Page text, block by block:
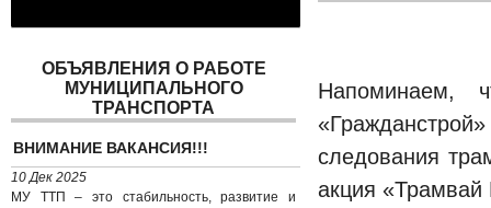
Напоминаем,
следования
акция
ОБЪЯВЛЕНИЯ О РАБОТЕ
МУНИЦИПАЛЬНОГО
ТРАНСПОРТА
ВНИМАНИЕ ВАКАНСИЯ!!!
10 Дек 2025
МУ ТТП – это стабильность, развитие и